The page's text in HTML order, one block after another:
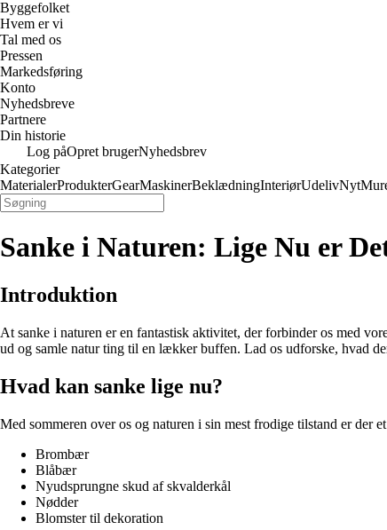
Byggefolket
Hvem er vi
Tal med os
Pressen
Markedsføring
Konto
Nyhedsbreve
Partnere
Din historie
Log påOpret brugerNyhedsbrev
Kategorier
MaterialerProdukterGearMaskinerBeklædningInteriørUdelivNyt
Sanke i Naturen: Lige Nu er
Introduktion
At sanke i naturen er en fantastisk aktivitet, der forbinder os med
ud og samle natur ting til en lækker buffen. Lad os udforske, hvad
Hvad kan sanke lige nu?
Med sommeren over os og naturen i sin mest frodige tilstand er
Brombær
Blåbær
Nyudsprungne skud af skvalderkål
Nødder
Blomster til dekoration